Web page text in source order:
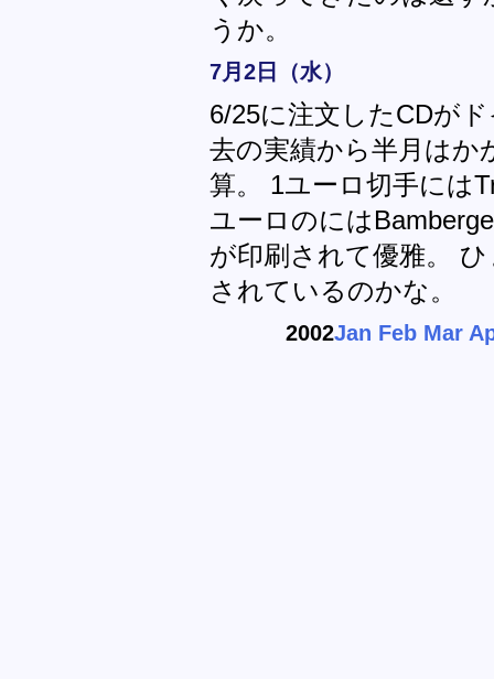
うか。
7月2日（水）
6/25に注文したCDが
去の実績から半月はか
算。 1ユーロ切手には
ユーロのには
が印刷されて優雅。
されているのかな。
2002Jan Feb Mar